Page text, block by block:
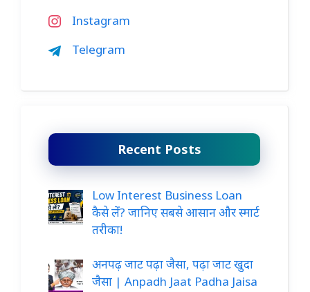
Instagram
Telegram
Recent Posts
Low Interest Business Loan
कैसे लें? जानिए सबसे आसान और स्मार्ट
तरीका!
अनपढ़ जाट पढ़ा जैसा, पढ़ा जाट खुदा
जैसा | Anpadh Jaat Padha Jaisa